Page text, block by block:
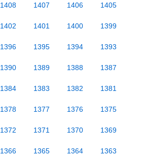
1408 1407 1406 1405
1402 1401 1400 1399
1396 1395 1394 1393
1390 1389 1388 1387
1384 1383 1382 1381
1378 1377 1376 1375
1372 1371 1370 1369
1366 1365 1364 1363